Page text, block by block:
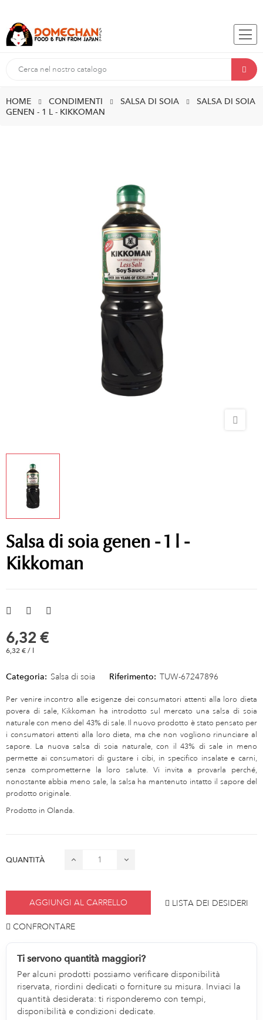
HOME CONDIMENTI SALSA DI SOIA
SALSA DI SOIA
GENEN - 1 L - KIKKOMAN
Salsa di soia genen - 1 l -
Kikkoman
6,32 €
6,32 € / l
Categoria: Salsa di soia Riferimento: TUW-67247896
Per venire incontro alle esigenze dei consumatori attenti alla loro dieta
povera di sale, Kikkoman ha introdotto sul mercato una salsa di soia
naturale con meno del 43% di sale. Il nuovo prodotto è stato pensato per
i consumatori attenti alla loro dieta, ma che non vogliono rinunciare al
sapore. La nuova salsa di soia naturale, con il 43% di sale in meno
permette ai consumatori di gustare i cibi, in specifico insalate e carni,
senza comprometterne la loro salute. Vi invita a provarla perché,
nonostante abbia meno sale, la salsa ha mantenuto intatto il sapore del
prodotto originale.
Prodotto in Olanda.
QUANTITÀ
AGGIUNGI AL CARRELLO LISTA DEI DESIDERI
CONFRONTARE
Ti servono quantità maggiori?
Per alcuni prodotti possiamo verificare disponibilità
riservata, riordini dedicati o forniture su misura. Inviaci la
quantità desiderata: ti risponderemo con tempi,
disponibilità e condizioni dedicate.